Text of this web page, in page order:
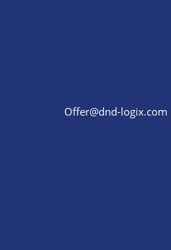
Offer@dnd-logix.com